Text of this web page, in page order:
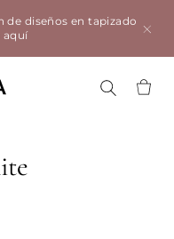
de diseños en tapizado
aquí